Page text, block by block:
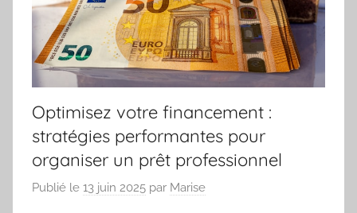
Optimisez votre financement :
stratégies performantes pour
organiser un prêt professionnel
Publié le 13 juin 2025 par Marise